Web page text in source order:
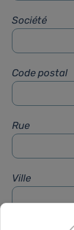
Société
Code postal
Rue
Ville